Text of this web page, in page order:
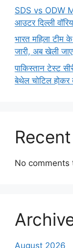
SDS vs ODW
आउटर दिल्ली
भारत महिला टीम
जारी, अब खेली
पाकिस्तान टेस्ट
बेथेल चोटिल होकर
No comments
August 2026